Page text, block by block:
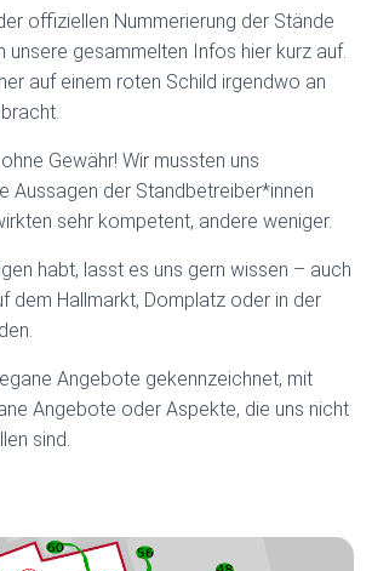
offiziellen Nummerierung der Stände
unsere gesammelten Infos hier kurz auf.
auf einem roten Schild irgendwo an
Gewähr! Wir mussten uns
Aussagen der Standbetreiber*innen
sehr kompetent, andere weniger.
habt, lasst es uns gern wissen – auch
dem Hallmarkt, Domplatz oder in der
Angebote gekennzeichnet, mit
Angebote oder Aspekte, die uns nicht
sind.